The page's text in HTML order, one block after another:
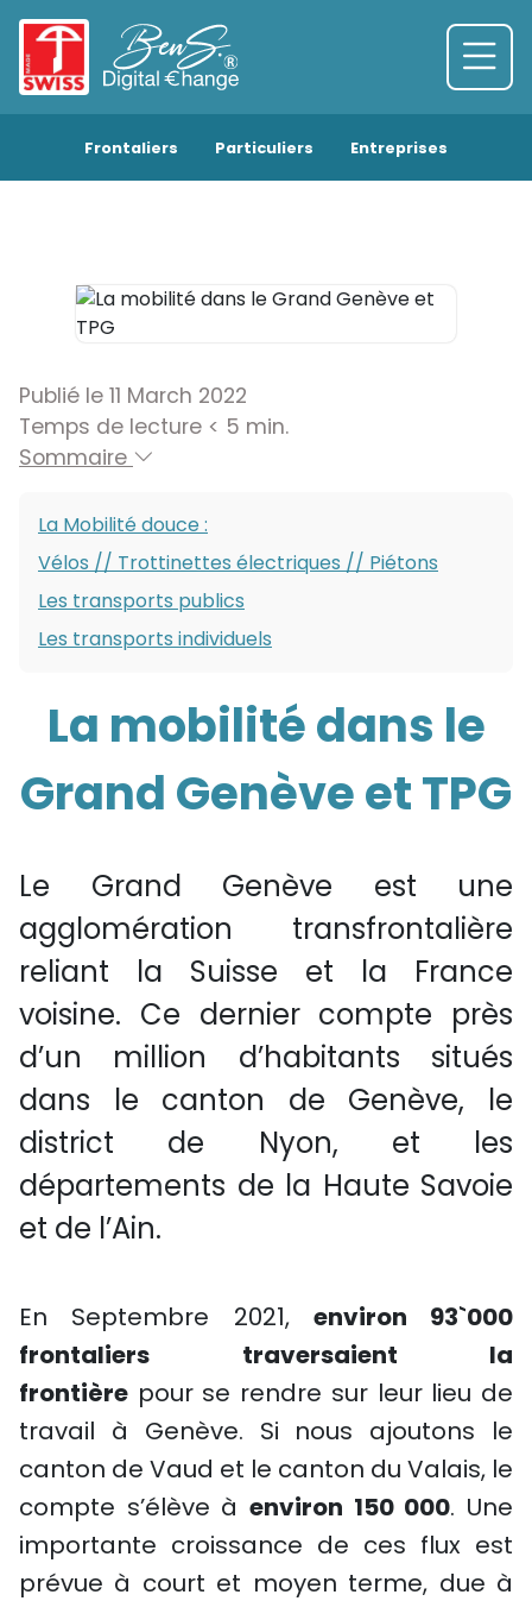
Frontaliers Particuliers Entreprises
Publié le 11 March 2022
Temps de lecture < 5 min.
Sommaire
La Mobilité douce :
Vélos // Trottinettes électriques // Piétons
Les transports publics
Les transports individuels
La mobilité dans le
Grand Genève et TPG
Le Grand Genève est une
agglomération transfrontalière
reliant la Suisse et la France
voisine. Ce dernier compte près
d’un million d’habitants situés
dans le canton de Genève, le
district de Nyon, et les
départements de la Haute Savoie
et de l’Ain.
En Septembre 2021, environ 93`000
frontaliers traversaient la
frontière pour se rendre sur leur lieu de
travail à Genève. Si nous ajoutons le
canton de Vaud et le canton du Valais, le
compte s’élève à environ 150 000. Une
importante croissance de ces flux est
prévue à court et moyen terme, due à